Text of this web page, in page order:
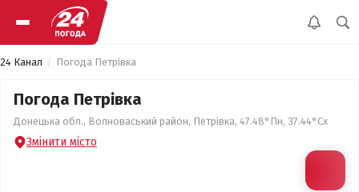
24 Канал Погода Петрівка
Погода Петрівка
Донецька обл., Волноваський район, Петрівка, 47.48°Пн, 37.44°Сх
Змінити місто